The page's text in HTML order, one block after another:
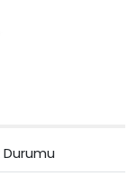
Durumu